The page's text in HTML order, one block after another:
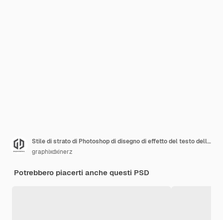
Stile di strato di Photoshop di disegno di effetto del testo dello schizzo a matita
graphixdxinerz
Potrebbero piacerti anche questi PSD